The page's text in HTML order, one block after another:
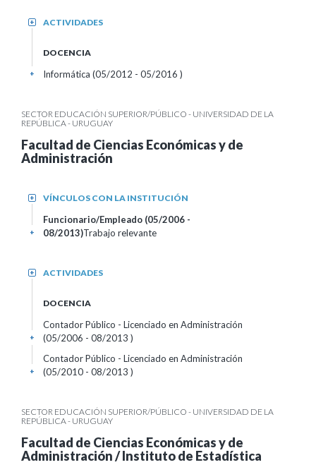
ACTIVIDADES
+
DOCENCIA
Informática (05/2012 - 05/2016 )
+
SECTOR EDUCACIÓN SUPERIOR/PÚBLICO - UNIVERSIDAD DE LA
REPÚBLICA - URUGUAY
Facultad de Ciencias Económicas y de
Administración
VÍNCULOS CON LA INSTITUCIÓN
+
Funcionario/Empleado (05/2006 -
08/2013)Trabajo relevante
+
ACTIVIDADES
+
DOCENCIA
Contador Público - Licenciado en Administración
(05/2006 - 08/2013 )
+
Contador Público - Licenciado en Administración
(05/2010 - 08/2013 )
+
SECTOR EDUCACIÓN SUPERIOR/PÚBLICO - UNIVERSIDAD DE LA
REPÚBLICA - URUGUAY
Facultad de Ciencias Económicas y de
Administración / Instituto de Estadística